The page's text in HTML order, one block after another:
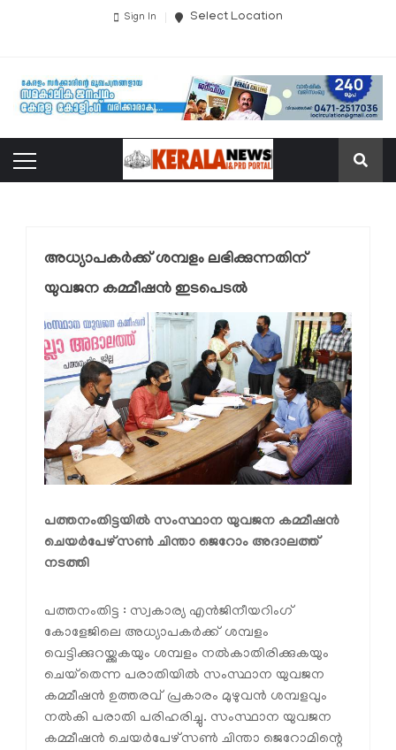
Sign In Select Location
അധ്യാപകര്‍ക്ക് ശമ്പളം ലഭിക്കുന്നതിന്
യുവജന കമ്മീഷന്‍ ഇടപെടല്‍
പത്തനംതിട്ടയില്‍ സംസ്ഥാന യുവജന കമ്മീഷന്‍
ചെയര്‍പേഴ്‌സണ്‍ ചിന്താ ജെറോം അദാലത്ത്
നടത്തി
പത്തനംതിട്ട : സ്വകാര്യ എന്‍ജിനീയറിംഗ്
കോളേജിലെ അധ്യാപകര്‍ക്ക് ശമ്പളം
വെട്ടിക്കുറയ്ക്കുകയും ശമ്പളം നല്‍കാതിരിക്കുകയും
ചെയ്‌തെന്ന പരാതിയില്‍ സംസ്ഥാന യുവജന
കമ്മീഷന്‍ ഉത്തരവ് പ്രകാരം മുഴുവന്‍ ശമ്പളവും
നല്‍കി പരാതി പരിഹരിച്ചു. സംസ്ഥാന യുവജന
കമ്മീഷന്‍ ചെയര്‍പേഴ്‌സണ്‍ ചിന്താ ജെറോമിന്റെ